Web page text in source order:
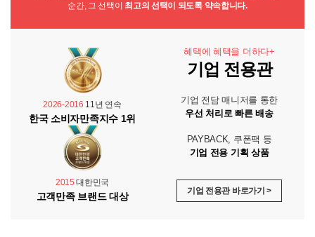
순간, 그 선택이 최고의 선택이 되도록 약속합니다.
2026-2016 11년 연속
한국 소비자만족지수 1위
2015 대한민국
고객만족 브랜드 대상
혜택에 혜택을 더하다+
기업 전용관
기업 전담 매니저를 통한
우선 처리로 빠른 배송
PAYBACK, 쿠폰팩 등
기업 전용 기획 상품
기업 전용관 바로가기 >